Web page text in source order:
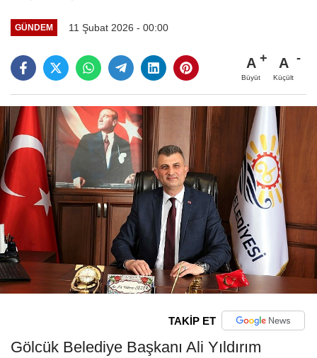
GÜNDEM 11 Şubat 2026 - 00:00
A
Büyüt
A
Küçült
TAKİP ET
Gölcük Belediye Başkanı Ali Yıldırım